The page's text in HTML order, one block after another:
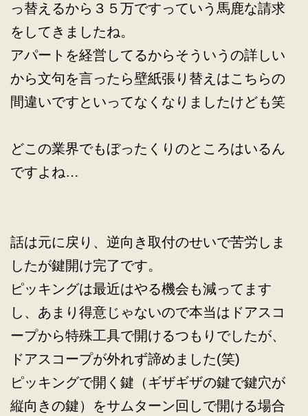
っ替えるから３５万ですっていう馬鹿な請求
をしてきましたね。
アパートを経営してるからそういうの詳しい
から文句を言ったら壁紙張り替えはこちらの
間違いですといってなくなりましたけども笑
どこの業界でもぼったくりのところはいるん
ですよね…
話は元に戻り、逆向き取付のせいで苦労しま
したが鍵開け完了です。
ピッキングは最近はやる機会も減ってます
し、あまり得意じゃないので本当はドアスコ
ープから特殊工具で開けるつもりでしたが、
ドアスコープが外れず諦めました(笑)
ピッキングで開く鍵（ギザギザの鍵で鍵穴が
縦向きの鍵）をサムターン回しで開ける場合